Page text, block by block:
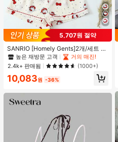
5,707원 절약
SANRIO [Homely Gents]2개/세트 여
성 프린트 라펠 반팔 버튼 포켓 상의
및 보우 반바지 잠옷 세트, 캐주얼 홈
웨어, 봄/여름에 적합
#1 TOP 3위
프라이드 월 여성 파자마 세트
높은 재방문 고객
거의 매진!
#1 TOP 3위
프라이드 월 여성 파자마 세트
높은 재방문 고객
거의 매진!
#1 TOP 3위
프라이드 월 여성 파자마 세트
높은 재방문 고객
거의 매진!
#1 TOP 3위
프라이드 월 여성 파자마 세트
높은 재방문 고객
2.4k+ 판매됨 (1000+)
10,083원 -36%